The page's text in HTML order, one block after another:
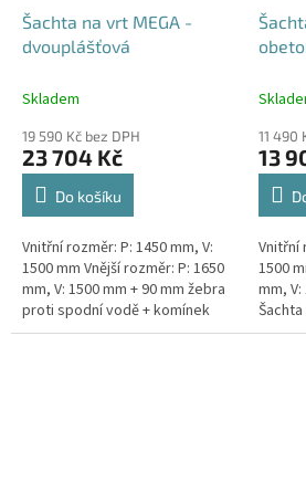
Šachta na vrt MEGA -
dvouplášťová
Skladem
19 590 Kč bez DPH
23 704 Kč
Do košíku
Vnitřní rozměr: P: 1450 mm, V:
1500 mm Vnější rozměr: P: 1650
mm, V: 1500 mm + 90 mm žebra
proti spodní vodě + komínek
Dvouplášťová vodoměrná šachta
11 490
13
Vnitřní
1500
mm,